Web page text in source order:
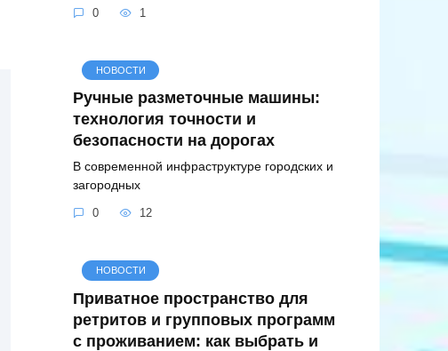
0 1
НОВОСТИ
Ручные разметочные машины:
технология точности и
безопасности на дорогах
В современной инфраструктуре городских и
загородных
0 12
НОВОСТИ
Приватное пространство для
ретритов и групповых программ
с проживанием: как выбрать и